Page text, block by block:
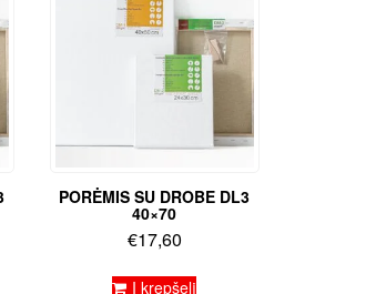
PORĖMIS SU DROBE DL3
40×70
€17,60
Į krepšelį